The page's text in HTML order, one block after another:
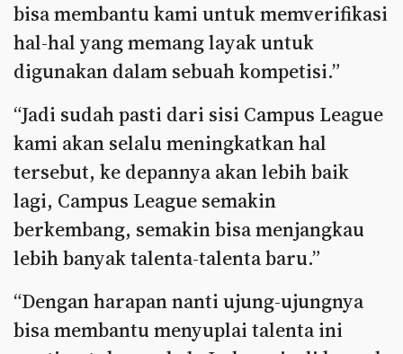
bisa membantu kami untuk memverifikasi
hal-hal yang memang layak untuk
digunakan dalam sebuah kompetisi.”
“Jadi sudah pasti dari sisi Campus League
kami akan selalu meningkatkan hal
tersebut, ke depannya akan lebih baik
lagi, Campus League semakin
berkembang, semakin bisa menjangkau
lebih banyak talenta-talenta baru.”
“Dengan harapan nanti ujung-ujungnya
bisa membantu menyuplai talenta ini